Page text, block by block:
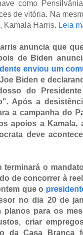
como
de vitória. Na
Kamala Harris. Leia
anuncia que
de Biden
enviou um
Biden e
do
Após a
a campanha do
apoios a
deve
terminará o
de concorrer à
que o
no dia 20 de
planos para os
criar
da Casa Branca